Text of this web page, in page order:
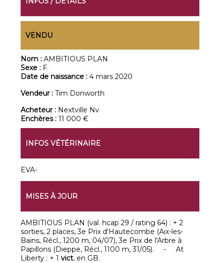
VENDU
Nom :AMBITIOUS PLAN
Sexe : F.
Date de naissance :4 mars 2020
Vendeur :Tim Donworth
Acheteur : Nextville Nv
Enchères :11 000 €
INFOS VÉTÉRINAIRE
EVA-
MISES À JOUR
AMBITIOUS PLAN (val. hcap 29 / rating 64) : + 2
sorties, 2 places, 3e Prix d'Hautecombe (Aix-les-
Bains, Récl., 1200 m, 04/07), 3e Prix de l'Arbre à
Papillons (Dieppe, Récl., 1100 m, 31/05). - At
Liberty : + 1vict. en GB.